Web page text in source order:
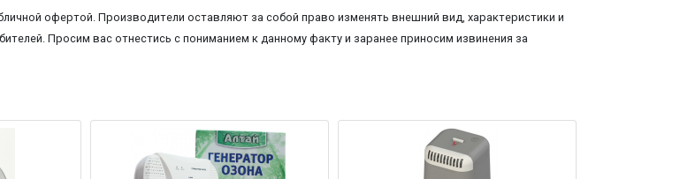
офертой. Производители оставляют за собой право изменять внешний вид, характеристики и
Просим вас отнестись с пониманием к данному факту и заранее приносим извинения за